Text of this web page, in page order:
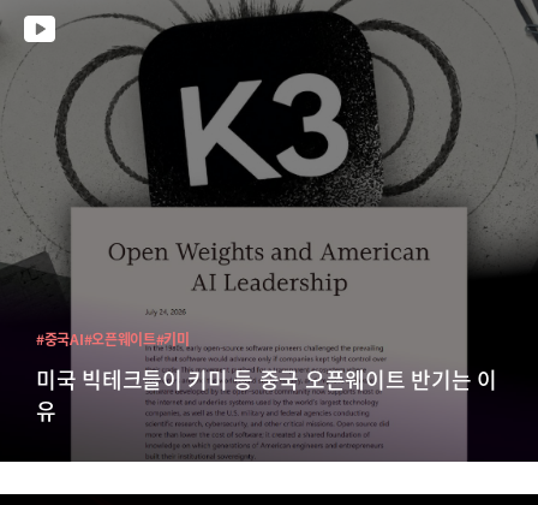
미국 빅테크들이 키미 등 중국 오픈웨이트 반기는 이
유
#중국AI#오픈웨이트#키미